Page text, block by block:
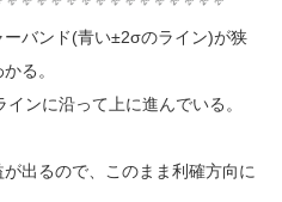
バンド(青い±2σのライン)が狭
る。
ンに沿って上に進んでいる。
出るので、このまま利確方向に